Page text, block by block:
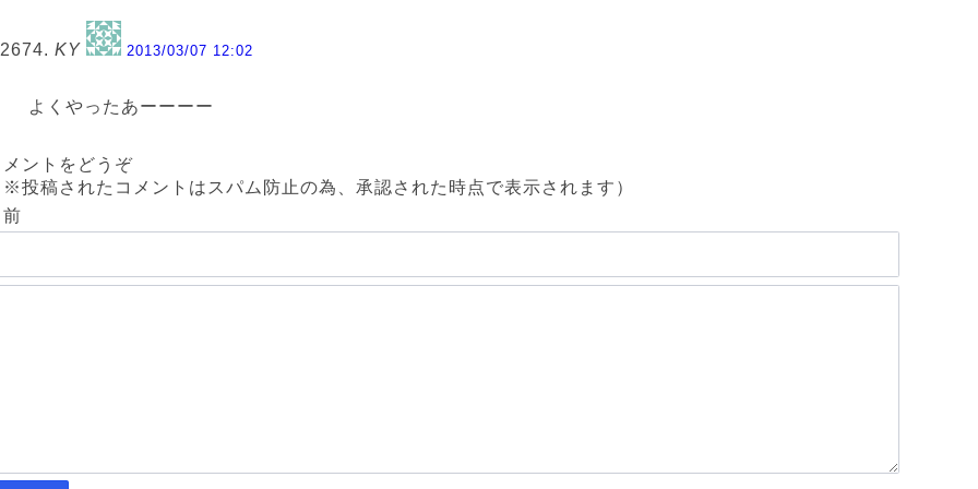
KY 2013/03/07 12:02
よくやったあーーーー
メントをどうぞ
※投稿されたコメントはスパム防止の為、承認された時点で表示されます）